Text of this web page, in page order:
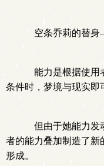
空条乔莉的替身
能力是根据使用
条件时，梦境与现实即
但由于她能力发
者的能力叠加制造了新
形成。